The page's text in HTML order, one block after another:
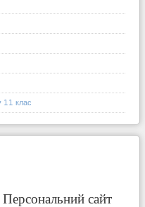
11 клас
сайт